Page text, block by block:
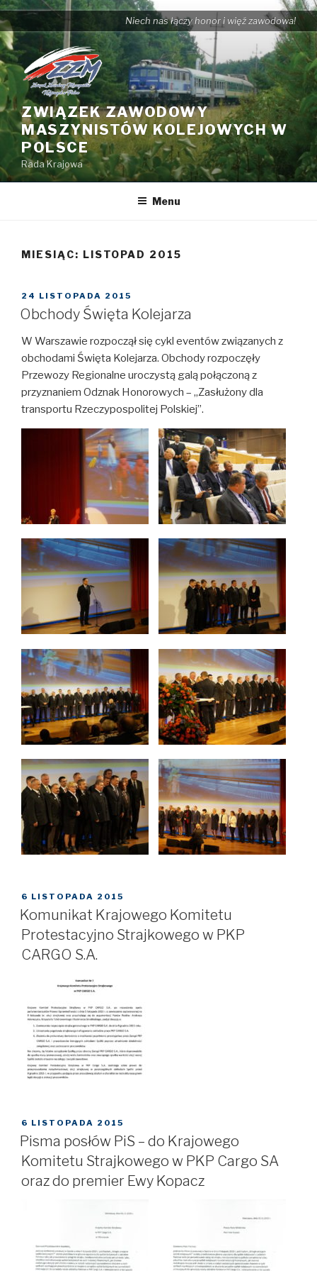
Przejdź
do
treści
Niech nas łączy honor i więź zawodowa!
ZWIĄZEK ZAWODOWY
MASZYNISTÓW KOLEJOWYCH W
POLSCE
Rada Krajowa
Menu
MIESIĄC: LISTOPAD 2015
OPUBLIKOWANE
W
24 LISTOPADA 2015
Obchody Święta Kolejarza
W Warszawie rozpoczął się cykl eventów związanych z
obchodami Święta Kolejarza. Obchody rozpoczęły
Przewozy Regionalne uroczystą galą połączoną z
przyznaniem Odznak Honorowych – „Zasłużony dla
transportu Rzeczypospolitej Polskiej”.
OPUBLIKOWANE
W
6 LISTOPADA 2015
Komunikat Krajowego Komitetu
Protestacyjno Strajkowego w PKP
CARGO S.A.
OPUBLIKOWANE
W
6 LISTOPADA 2015
Pisma posłów PiS – do Krajowego
Komitetu Strajkowego w PKP Cargo SA
oraz do premier Ewy Kopacz